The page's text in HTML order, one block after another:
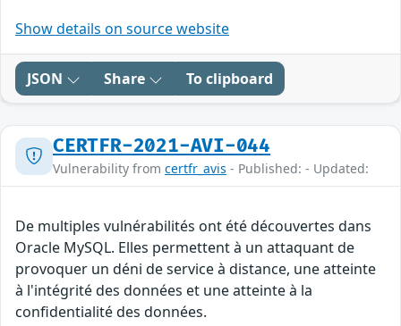
Show details on source website
JSON Share To clipboard
CERTFR-2021-AVI-044
Vulnerability from certfr_avis - Published: - Updated:
De multiples vulnérabilités ont été découvertes dans
Oracle MySQL. Elles permettent à un attaquant de
provoquer un déni de service à distance, une atteinte
à l'intégrité des données et une atteinte à la
confidentialité des données.